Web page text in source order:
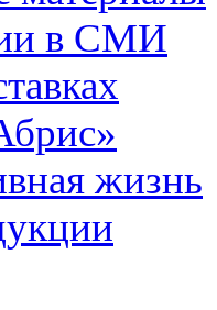
в СМИ
жизнь